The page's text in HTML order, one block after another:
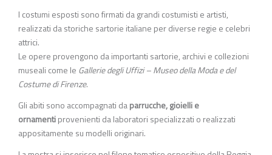
I costumi esposti sono firmati da grandi costumisti e artisti,
realizzati da storiche sartorie italiane per diverse regie e celebri
attrici.
Le opere provengono da importanti sartorie, archivi e collezioni
museali come le Gallerie degli Uffizi – Museo della Moda e del
Costume di Firenze.
Gli abiti sono accompagnati daparrucche, gioielli e
ornamentiprovenienti da laboratori specializzati o realizzati
appositamente su modelli originari.